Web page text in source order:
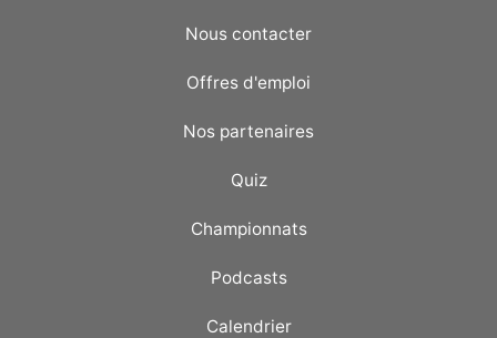
Nous contacter
Offres d'emploi
Nos partenaires
Quiz
Championnats
Podcasts
Calendrier